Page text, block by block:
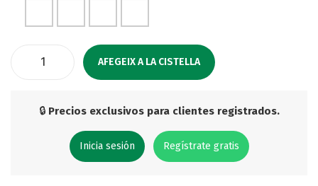
AFEGEIX A LA CISTELLA
🔒 Precios exclusivos para clientes registrados.
Inicia sesión Regístrate gratis